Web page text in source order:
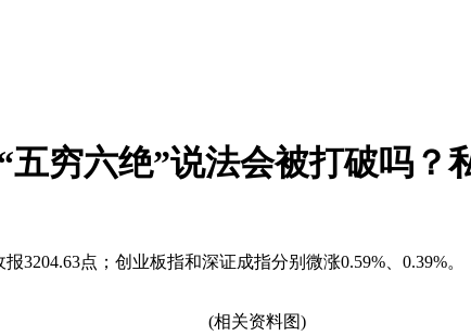
穷六绝”说法会被打破吗？
点；创业板指和深证成指分别微涨0.59%、0.39%。
(相关资料图)